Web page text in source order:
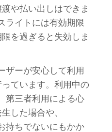
や払い出しはできま
ライトには有効期限
を過ぎると失効しま
ザーが安心して利用
ています。利用中の
第三者利用による心
した場合や、
持ちでないにもかか